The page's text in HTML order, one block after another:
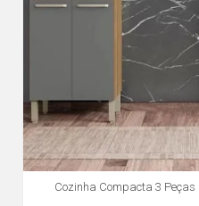
Cozinha Compacta 3